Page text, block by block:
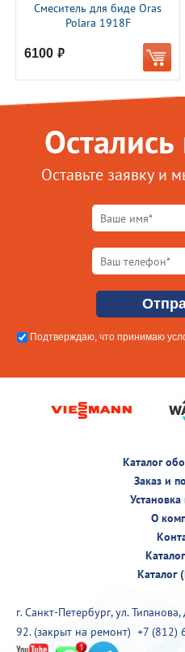
Смеситель для биде Oras
Polara 1918F
6100 руб.
Оставьте заявку и
Подтверждаю, что принимаю
Каталог
Заказ и
О
Каталог
г. Санкт-Петербург, ул.
92. (закрыт на ремонт) +7 (812)